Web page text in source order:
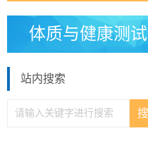
体质与健康测试
站内搜索